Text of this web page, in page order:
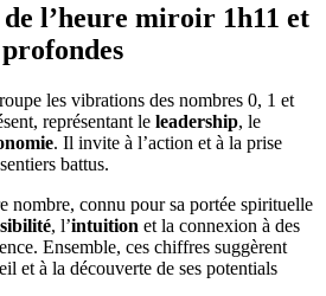
l’heure miroir 1h11 et
les vibrations des nombres 0, 1 et
représentant le leadership, le
. Il invite à l’action et à la prise
battus.
nombre, connu pour sa portée spirituelle
, l’intuition et la connexion à des
Ensemble, ces chiffres suggèrent
et à la découverte de ses potentials